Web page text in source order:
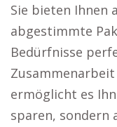
Sie bieten Ihnen
abgestimmte
Bedürfnisse
ermöglicht es
sparen, sondern